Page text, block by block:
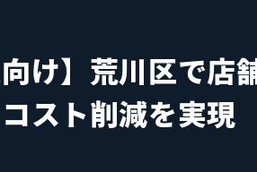
向け】荒川区で
スト削減を実現